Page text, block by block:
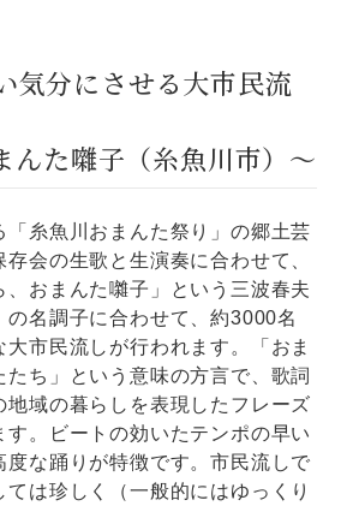
気分にさせる大市民流
んた囃子（糸魚川市）～
糸魚川おまんた祭り」の郷土芸
会の生歌と生演奏に合わせて、
、おまんた囃子」という三波春夫
の名調子に合わせて、約3000名
市民流しが行われます。「おま
たち」という意味の方言で、歌詞
地域の暮らしを表現したフレーズ
す。ビートの効いたテンポの早い
度な踊りが特徴です。市民流しで
は珍しく（一般的にはゆっくり